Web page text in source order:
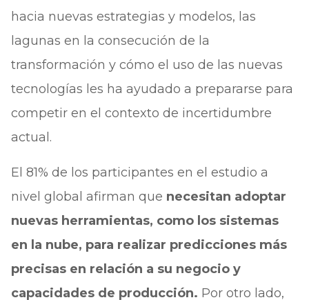
hacia nuevas estrategias y modelos, las
lagunas en la consecución de la
transformación y cómo el uso de las nuevas
tecnologías les ha ayudado a prepararse para
competir en el contexto de incertidumbre
actual.
El 81% de los participantes en el estudio a
nivel global afirman que necesitan adoptar
nuevas herramientas, como los sistemas
en la nube, para realizar predicciones más
precisas en relación a su negocio y
capacidades de producción. Por otro lado,